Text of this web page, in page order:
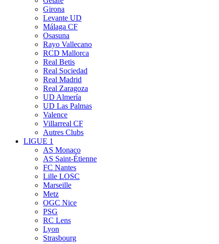
Girona
Levante UD
Málaga CF
Osasuna
Rayo Vallecano
RCD Mallorca
Real Betis
Real Sociedad
Real Madrid
Real Zaragoza
UD Almería
UD Las Palmas
Valence
Villarreal CF
Autres Clubs
LIGUE 1
AS Monaco
AS Saint-Étienne
FC Nantes
Lille LOSC
Marseille
Metz
OGC Nice
PSG
RC Lens
Lyon
Strasbourg